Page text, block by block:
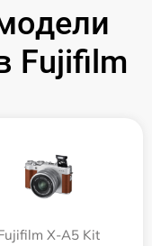
Fujifilm
X-A5 Kit